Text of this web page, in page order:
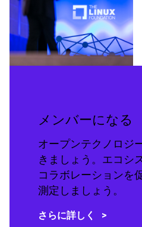
メンバーになる
オープンテクノロジ
きましょう。エコシ
コラボレーションを
測定しましょう。
さらに詳しく